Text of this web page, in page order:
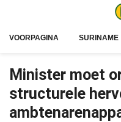
VOORPAGINA SURINAME
Minister moet
structurele